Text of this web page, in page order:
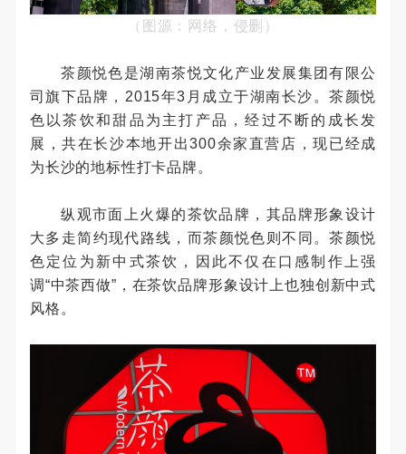
（图源：网络，侵删）
茶颜悦色是湖南茶悦文化产业发展集团有限公
司旗下品牌，2015年3月成立于湖南长沙。茶颜悦
色以茶饮和甜品为主打产品，经过不断的成长发
展，共在长沙本地开出300余家直营店，现已经成
为长沙的地标性打卡品牌。
纵观市面上火爆的茶饮品牌，其品牌形象设计
大多走简约现代路线，而茶颜悦色则不同。茶颜悦
色定位为新中式茶饮，因此不仅在口感制作上强
调“中茶西做”，在茶饮品牌形象设计上也独创新中式
风格。